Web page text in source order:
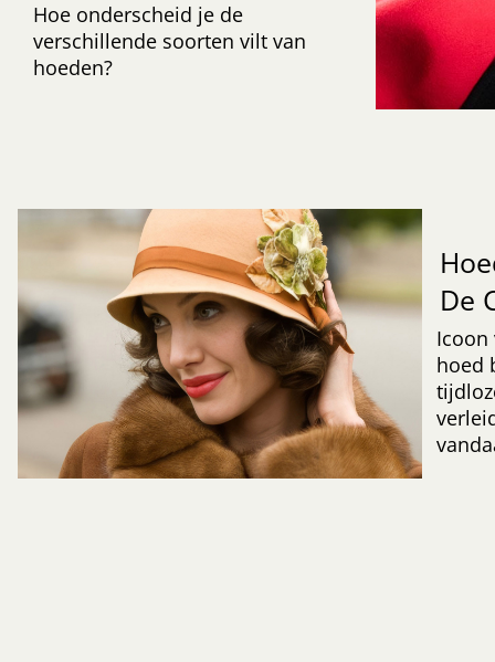
Hoe onderscheid je de
verschillende soorten vilt van
hoeden?
De
Icoon
hoed